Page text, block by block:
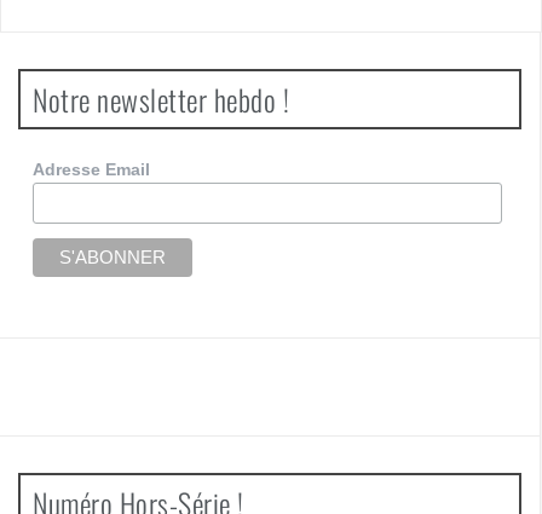
Notre newsletter hebdo !
Adresse Email
Numéro Hors-Série !